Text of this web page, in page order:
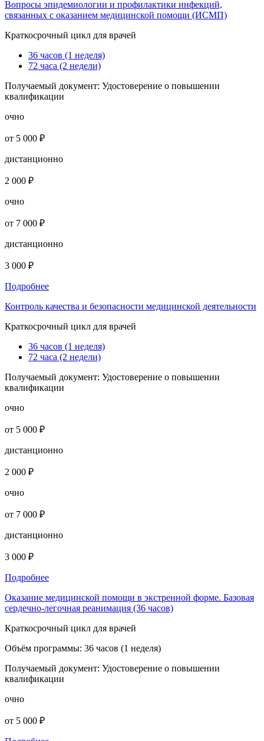
Вопросы эпидемиологии и профилактики инфекций,
связанных с оказанием медицинской помощи (ИСМП)
Краткосрочный цикл для врачей
36 часов (1 неделя)
72 часа (2 недели)
Получаемый документ: Удостоверение о повышении
квалификации
очно
от 5 000 ₽
дистанционно
2 000 ₽
очно
от 7 000 ₽
дистанционно
3 000 ₽
Подробнее
Контроль качества и безопасности медицинской деятельности
Краткосрочный цикл для врачей
36 часов (1 неделя)
72 часа (2 недели)
Получаемый документ: Удостоверение о повышении
квалификации
очно
от 5 000 ₽
дистанционно
2 000 ₽
очно
от 7 000 ₽
дистанционно
3 000 ₽
Подробнее
Оказание медицинской помощи в экстренной форме. Базовая
сердечно-легочная реанимация (36 часов)
Краткосрочный цикл для врачей
Объём программы: 36 часов (1 неделя)
Получаемый документ: Удостоверение о повышении
квалификации
очно
от 5 000 ₽